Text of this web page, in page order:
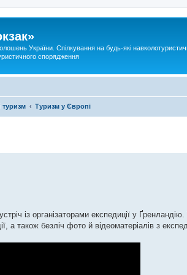
України. Спілкування на будь-які
спорядження
Туризм у Європі
із організаторами експедиції у
також безліч фото й відеоматеріалів з